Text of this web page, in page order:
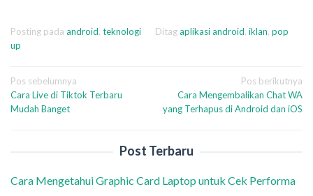
Posting pada android, teknologi Ditagaplikasi android, iklan, pop
up
Navigasi
pos
Pos sebelumnya
Cara Live di Tiktok Terbaru
Mudah Banget
Pos berikutnya
Cara Mengembalikan Chat WA
yang Terhapus di Android dan iOS
Post Terbaru
Cara Mengetahui Graphic Card Laptop untuk Cek Performa